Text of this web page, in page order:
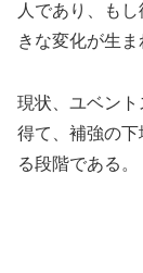
人であり、も
きな変化が生ま
現状、ユベント
得て、補強の
る段階である。